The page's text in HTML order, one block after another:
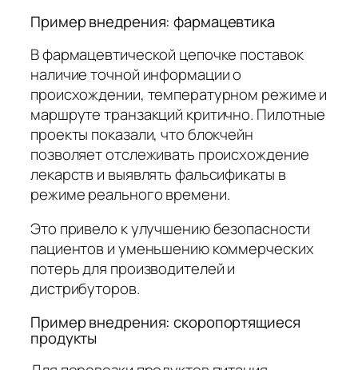
Пример внедрения: фармацевтика
В фармацевтической цепочке поставок
наличие точной информации о
происхождении, температурном режиме и
маршруте транзакций критично. Пилотные
проекты показали, что блокчейн
позволяет отслеживать происхождение
лекарств и выявлять фальсификаты в
режиме реального времени.
Это привело к улучшению безопасности
пациентов и уменьшению коммерческих
потерь для производителей и
дистрибуторов.
Пример внедрения: скоропортящиеся
продукты